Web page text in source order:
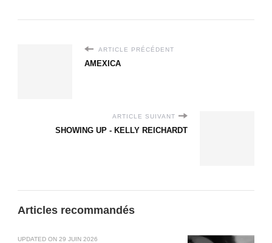
ARTICLE PRÉCÉDENT
AMEXICA
ARTICLE SUIVANT
SHOWING UP - KELLY REICHARDT
Articles recommandés
UPDATED ON 29 JUIN 2026